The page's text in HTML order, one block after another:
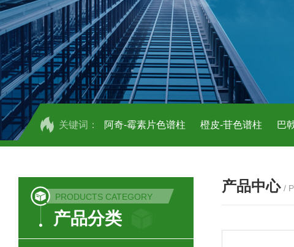
关键词： 阿奇-霉素片色谱柱 橙皮-苷色谱柱 巴
COSMOSIL 1.8PBr五溴苯基色谱柱
菟丝子 柠檬黄色谱柱
PRODUCTS CATEGORY
产品分类
产品中心 /